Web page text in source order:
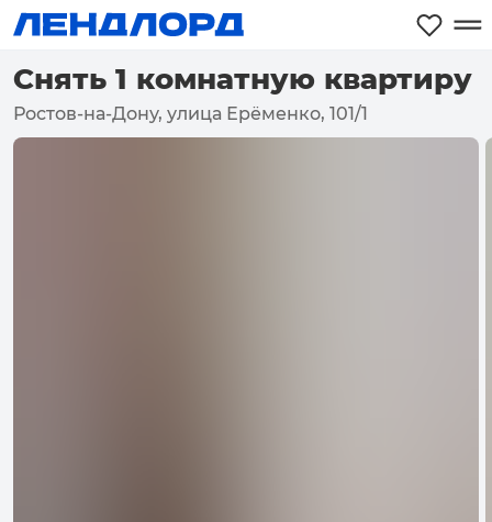
Снять 1 комнатную квартиру
Ростов-на-Дону, улица Ерёменко, 101/1